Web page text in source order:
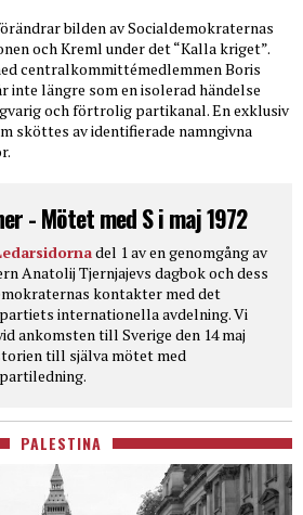
bilden av Socialdemokraternas
och Kreml under det “Kalla kriget”.
centralkommittémedlemmen Boris
inte längre som en isolerad händelse
och förtrolig partikanal. En exklusiv
sköttes av identifierade namngivna
- Mötet med S i maj 1972
del 1 av en genomgång av
Anatolij Tjernjajevs dagbok och dess
kontakter med det
internationella avdelning. Vi
ankomsten till Sverige den 14 maj
till själva mötet med
PALESTINA